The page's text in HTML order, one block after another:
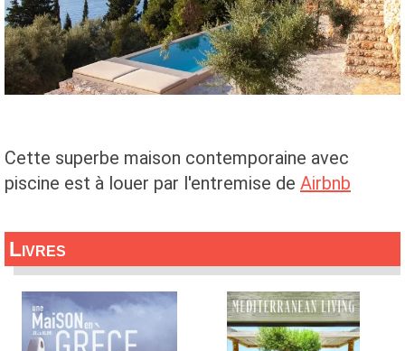
Cette superbe maison contemporaine avec
piscine est à louer par l'entremise de Airbnb
Livres